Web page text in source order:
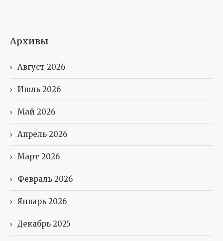
Архивы
Август 2026
Июль 2026
Май 2026
Апрель 2026
Март 2026
Февраль 2026
Январь 2026
Декабрь 2025